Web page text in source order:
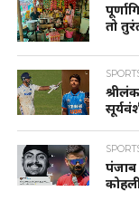
तो
पंजाब